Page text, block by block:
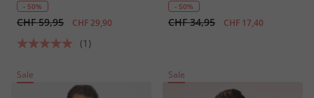
- 50%
CHF 59,95 CHF 29,90
(1)
XL- 50%
CHF 34,95 CHF 17,40
Sale Sale